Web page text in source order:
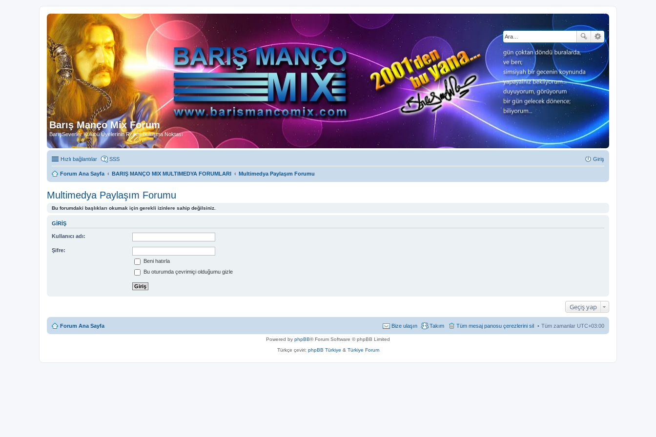
Barış Manço Mix Forum
BarışSeverler Kulübü Üyelerinin Resmi Buluşma Noktası
Hızlı bağlantılar SSS Giriş
Forum Ana Sayfa BARIŞ MANÇO MIX MULTIMEDYA FORUMLARI Multimedya Paylaşım Forumu
Multimedya Paylaşım Forumu
Bu forumdaki başlıkları okumak için gerekli izinlere sahip değilsiniz.
GIRIŞ
Kullanıcı adı:
Şifre:
Beni hatırla
Bu oturumda çevrimiçi olduğumu gizle
Geçiş yap
Forum Ana Sayfa Tüm zamanlar UTC+03:00
Tüm mesaj panosu çerezlerini sil
Takım
Bize ulaşın
Powered by phpBB® Forum Software © phpBB Limited
Türkçe çeviri: phpBB Türkiye & Türkiye Forum